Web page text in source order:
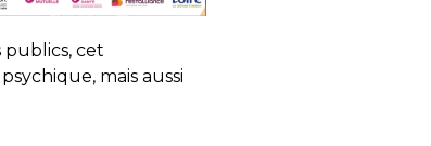
publics, cet
mais aussi